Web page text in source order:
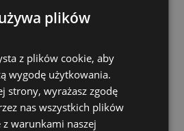
plików
z plików cookie, aby
wygodę użytkowania.
strony, wyrażasz zgodę
nas wszystkich plików
warunkami naszej